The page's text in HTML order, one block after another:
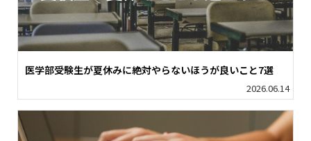
医学部受験生が夏休みに絶対やらないほうが良いこと7選
2026.06.14